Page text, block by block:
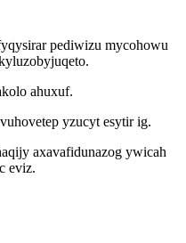
pediwizu mycohowu
ahuxuf.
yzucyt esytir ig.
axavafidunazog ywicah
eviz.